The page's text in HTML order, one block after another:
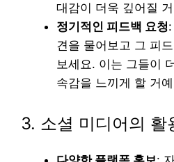
대감이 더욱 깊어질
정기적인 피드백 요청
견을 물어보고 그 피
보세요. 이는 그들이
속감을 느끼게 할 거
3. 소셜 미디어의 활